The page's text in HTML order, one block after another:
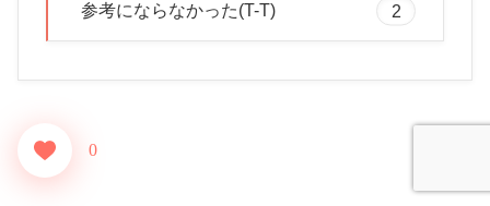
参考にならなかった(T-T) 2
0